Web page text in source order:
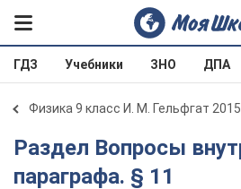
ГДЗ Учебники ЗНО ДПА
Физика 9 класс И. М. Гельфгат 2015
Раздел Вопросы внутри
параграфа. § 11